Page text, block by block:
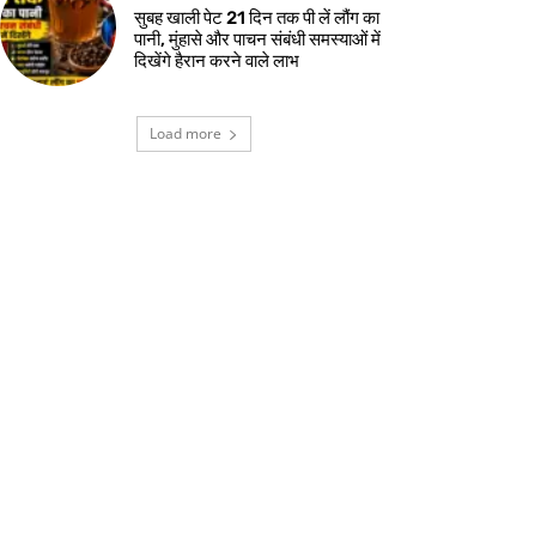
सुबह खाली पेट 21 दिन तक पी लें लौंग का
पानी, मुंहासे और पाचन संबंधी समस्याओं में
दिखेंगे हैरान करने वाले लाभ
Load more